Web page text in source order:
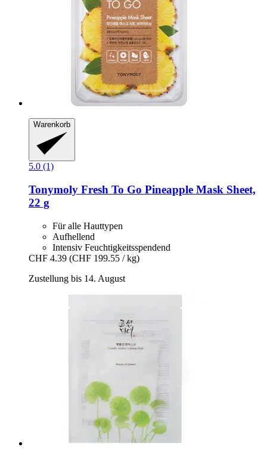
Warenkorb
5.0 (1)
Tonymoly Fresh To Go Pineapple Mask Sheet,
22 g
Für alle Hauttypen
Aufhellend
Intensiv Feuchtigkeitsspendend
CHF 4.39 (CHF 199.55 / kg)
Zustellung bis 14. August